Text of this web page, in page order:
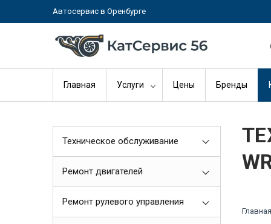
Автосервис в Оренбурге
Главная Услуги Цены Бренды
Главная
Техническое обслуживание
Ремонт двигателей
Ремонт рулевого управления